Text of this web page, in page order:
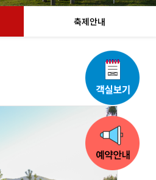
축제안내